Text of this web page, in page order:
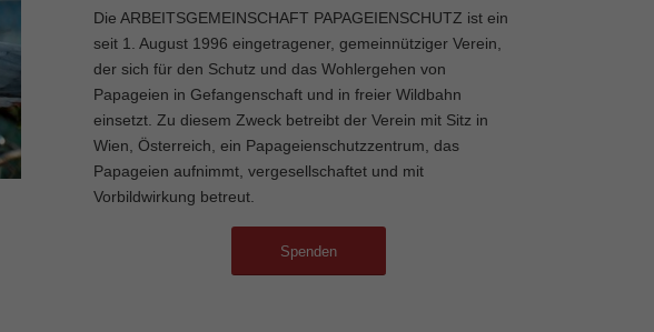
Die ARBEITSGEMEINSCHAFT PAPAGEIENSCHUTZ ist ein
seit 1. August 1996 eingetragener, gemeinnütziger Verein,
der sich für den Schutz und das Wohlergehen von
Papageien in Gefangenschaft und in freier Wildbahn
einsetzt. Zu diesem Zweck betreibt der Verein mit Sitz in
Wien, Österreich, ein Papageienschutzzentrum, das
Papageien aufnimmt, vergesellschaftet und mit
Vorbildwirkung betreut.
Spenden